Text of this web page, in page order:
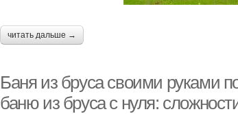
читать дальше →
Баня из бруса своими руками
баню из бруса с нуля: